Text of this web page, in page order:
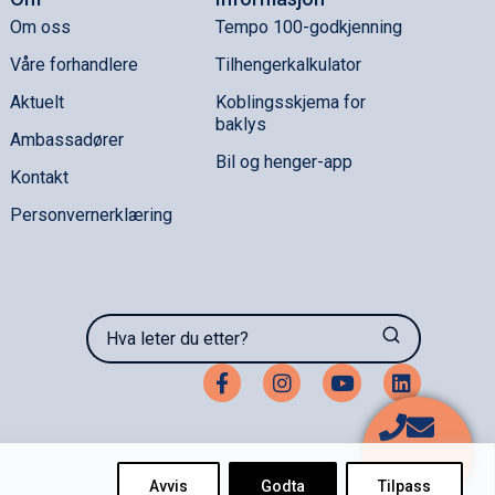
Tilpass
Avvis Godta
Om oss
Våre forhandlere
Aktuelt
Ambassadører
Kontakt
Personvernerklæring
Tempo 100-godkjenning
Tilhengerkalkulator
Koblingsskjema for
baklys
Bil og henger-app
Hva leter du etter?